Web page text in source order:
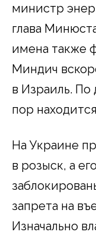
министр
глава
имена также
Миндич
в Израиль.
пор
На Украине
в розыск, а
запрета на
Изначально